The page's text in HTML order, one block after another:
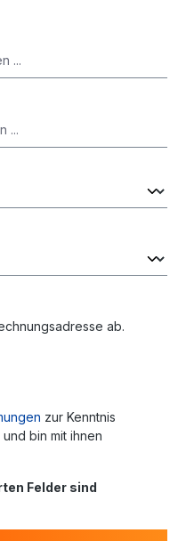
ab.
zur Kenntnis
bin mit ihnen
Felder sind